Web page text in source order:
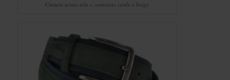
Cintura uomo tela e camoscio verde e beige